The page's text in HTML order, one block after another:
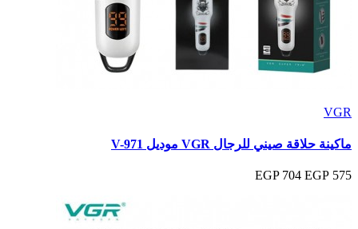
VGR
ماكينة حلاقة صيني للرجال VGR موديل V-971
575 EGP
704 EGP